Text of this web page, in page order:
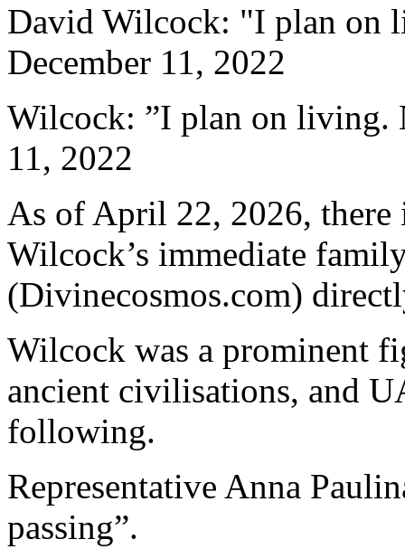
David Wilcock: "I plan on
December 11, 2022
Wilcock: ”I plan on living.
11, 2022
As of April 22, 2026,
Wilcock’s immediate
(Divinecosmos.com)
Wilcock was a prominent
ancient civilisations, and
following.
Representative Anna
passing”.